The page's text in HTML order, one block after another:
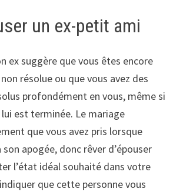
un ex-petit ami
ex suggère que vous êtes encore
résolue ou que vous avez des
profondément en vous, même si
est terminée. Le mariage
que vous avez pris lorsque
apogée, donc rêver d’épouser
l’état idéal souhaité dans votre
que cette personne vous